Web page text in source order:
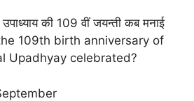
की 109 वीं जयन्ती कब मनाई
109th birth anniversary of
Upadhyay celebrated?